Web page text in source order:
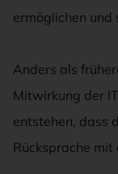
ermöglichen
Anders als
Mitwirkung der
entstehen, dass
Rücksprache